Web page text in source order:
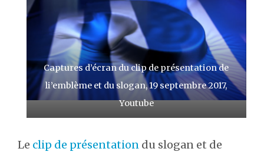
Captures d’écran du clip de présentation de
li’emblème et du slogan, 19 septembre 2017,
Youtube
Le clip de présentation du slogan et de